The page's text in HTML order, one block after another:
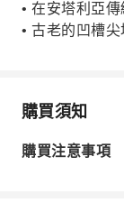
• 在安塔利亞
• 古老的凹槽
購買須知
購買注意事項